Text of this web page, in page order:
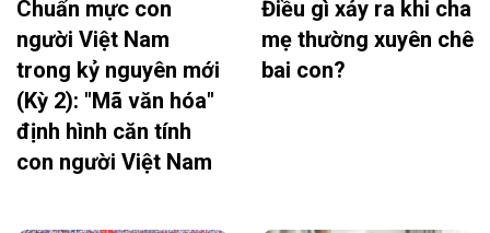
Chuẩn mực con
người Việt Nam
trong kỷ nguyên mới
(Kỳ 2): "Mã văn hóa"
định hình căn tính
con người Việt Nam
Điều gì xảy ra khi cha
mẹ thường xuyên chê
bai con?